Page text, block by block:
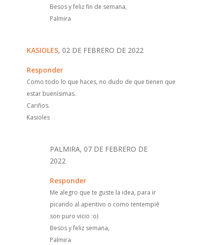
Besos y feliz fin de semana,
Palmira
KASIOLES, 02 DE FEBRERO DE 2022
Responder
Como todo lo que haces, no dudo de que tienen que
estar buenísimas.
Cariños.
Kasioles
PALMIRA, 07 DE FEBRERO DE
2022
Responder
Me alegro que te guste la idea, para ir
picando al aperitivo o como tentempié
son puro vicio :o)
Besos y feliz semana,
Palmira